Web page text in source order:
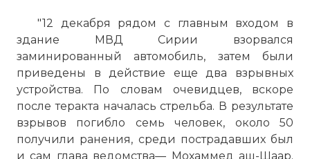
"12 декабря рядом с главным входом в
здание МВД Сирии взорвался
заминированный автомобиль, затем были
приведены в действие еще два взрывных
устройства. По словам очевидцев, вскоре
после теракта началась стрельба. В результате
взрывов погибло семь человек, около 50
получили ранения, среди пострадавших был
и сам глава ведомства— Мохаммед аш-Шаар.